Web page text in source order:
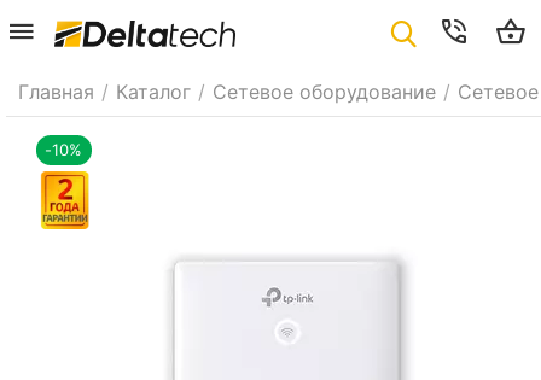
Главная / Каталог / Сетевое оборудование /
-10%